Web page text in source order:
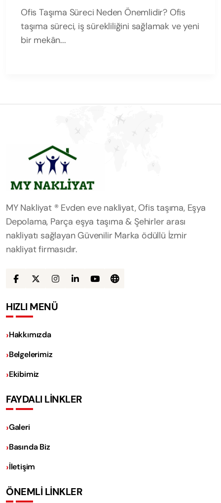
Ofis Taşıma Süreci Neden Önemlidir? Ofis
taşıma süreci, iş sürekliliğini sağlamak ve yeni
bir mekân...
MY Nakliyat ® Evden eve nakliyat, Ofis taşıma, Eşya
Depolama, Parça eşya taşıma & Şehirler arası
nakliyatı sağlayan Güvenilir Marka ödüllü İzmir
nakliyat firmasıdır.
HIZLI MENÜ
Hakkımızda
Belgelerimiz
Ekibimiz
FAYDALI LİNKLER
Galeri
Basında Biz
İletişim
ÖNEMLİ LİNKLER